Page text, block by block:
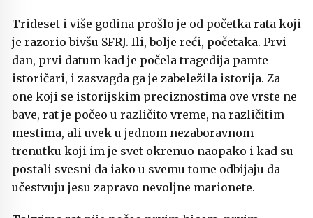
Trideset i više godina prošlo je od početka rata koji
je razorio bivšu SFRJ. Ili, bolje reći, početaka. Prvi
dan, prvi datum kad je počela tragedija pamte
istoričari, i zasvagda ga je zabeležila istorija. Za
one koji se istorijskim preciznostima ove vrste ne
bave, rat je počeo u različito vreme, na različitim
mestima, ali uvek u jednom nezaboravnom
trenutku koji im je svet okrenuo naopako i kad su
postali svesni da iako u svemu tome odbijaju da
učestvuju jesu zapravo nevoljne marionete.